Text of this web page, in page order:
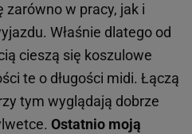
zarówno w pracy, jak i
Właśnie dlatego od
cieszą się koszulowe
te o długości midi. Łączą
tym wyglądają dobrze
Ostatnio moją